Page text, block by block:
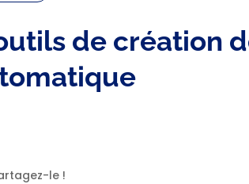
de création
le !